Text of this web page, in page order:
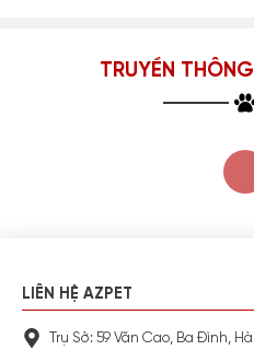
TRUYỀN
LIÊN HỆ AZPET
Trụ Sở: 59 Văn Cao, Ba Đình,